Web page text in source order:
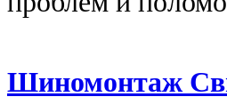
Шиномонтаж